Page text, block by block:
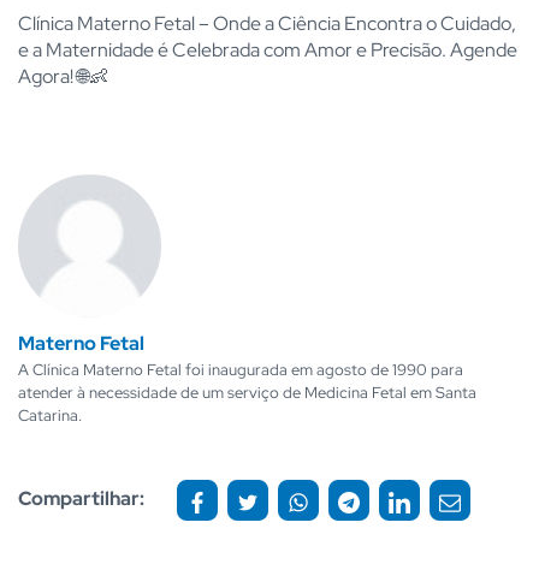
Clínica Materno Fetal – Onde a Ciência Encontra o Cuidado,
e a Maternidade é Celebrada com Amor e Precisão. Agende
Agora! 🌐👶
Materno Fetal
A Clínica Materno Fetal foi inaugurada em agosto de 1990 para
atender à necessidade de um serviço de Medicina Fetal em Santa
Catarina.
Compartilhar: